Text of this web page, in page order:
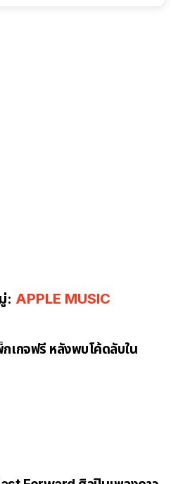
: APPLE MUSIC
เกจฟรี หลังพบโค้ดลับใน